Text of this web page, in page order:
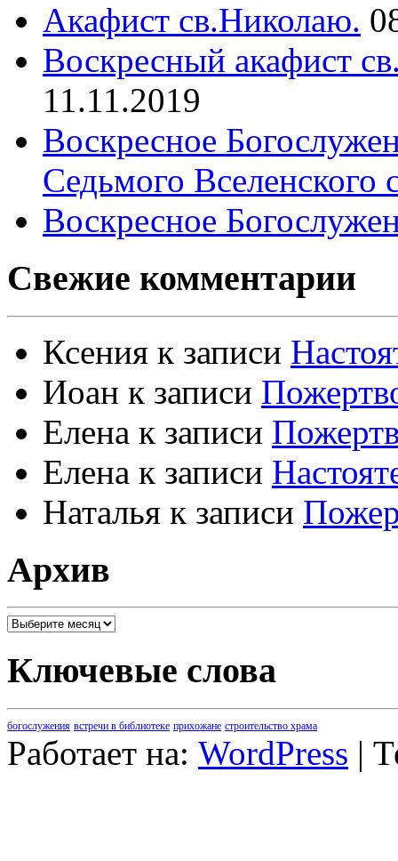
Акафист св.Николаю.
Воскресный акафист
11.11.2019
Воскресное
Седьмого Вселенского
Воскресное
Свежие комментарии
Ксения к записи
Иоан к записи
Елена к записи
Елена к записи
Наталья к записи
Архив
Архив
Ключевые слова
богослужения встречи в библиотеке прихожане строительство храма
Работает на: WordPress |